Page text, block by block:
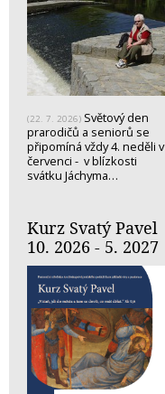
(22. 7. 2026) Světový den
prarodičů a seniorů se
připomíná vždy 4. neděli v
červenci - v blízkosti
svátku Jáchyma…
Kurz Svatý Pavel
10. 2026 - 5. 2027